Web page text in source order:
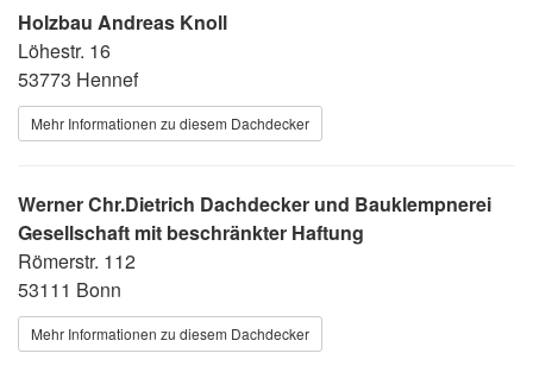
Holzbau Andreas Knoll
Löhestr. 16
53773 Hennef
Mehr Informationen zu diesem Dachdecker
Werner Chr.Dietrich Dachdecker und Bauklempnerei
Gesellschaft mit beschränkter Haftung
Römerstr. 112
53111 Bonn
Mehr Informationen zu diesem Dachdecker